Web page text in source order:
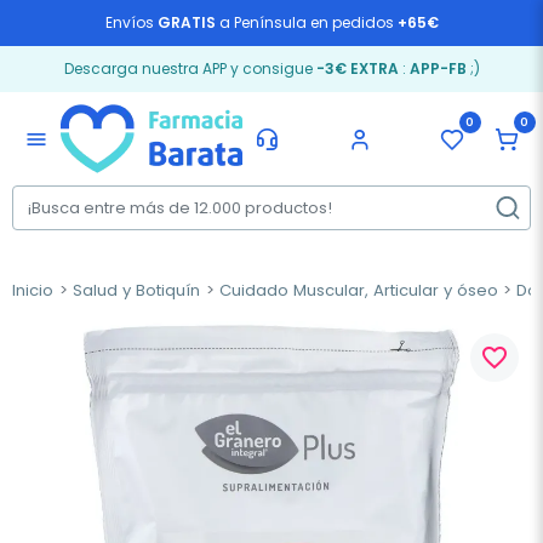
Envíos GRATIS a Península en pedidos +65€
Descarga nuestra APP y consigue -3€ EXTRA: APP-FB ;)
menu
0 0
Inicio Salud y Botiquín Cuidado Muscular, Articular y óseo
favorite_border